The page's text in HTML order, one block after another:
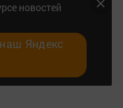
новостей
Яндекс